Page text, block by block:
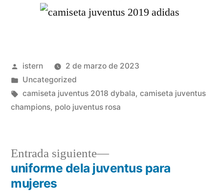
Publicado
por
istern
2 de marzo de 2023
Publicado
en
Uncategorized
Etiquetas:
camiseta juventus 2018 dybala, camiseta juventus
champions, polo juventus rosa
Navegación
Entrada siguiente
Entrada
siguiente:
uniforme dela juventus para
mujeres